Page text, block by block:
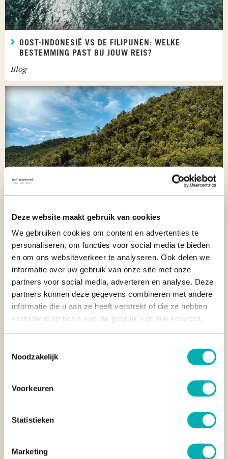
Deze website maakt gebruik van cookies
We gebruiken cookies om content en advertenties te
personaliseren, om functies voor social media te bieden
en om ons websiteverkeer te analyseren. Ook delen we
informatie over uw gebruik van onze site met onze
partners voor social media, adverteren en analyse. Deze
partners kunnen deze gegevens combineren met andere
informatie die u aan ze heeft verstrekt of die ze hebben
verzameld op basis van uw gebruik van hun services.
Noodzakelijk
Voorkeuren
Statistieken
Marketing
OOST-INDONESIË VS DE FILIPIJNEN: WELKE
BESTEMMING PAST BIJ JOUW REIS?
Blog
ALLES WAT JE WIL WETEN OVER MANSUAR IN RAJA
AMPAT
Blog